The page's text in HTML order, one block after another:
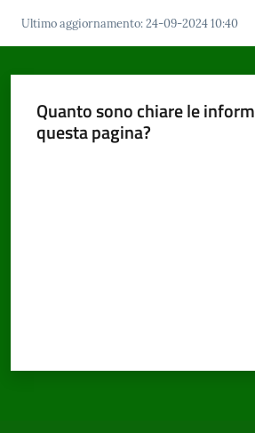
Mordano
argomenti
Ultimo aggiornamento:24-09-2024 10:40
Quanto sono chiare le
questa pagina?